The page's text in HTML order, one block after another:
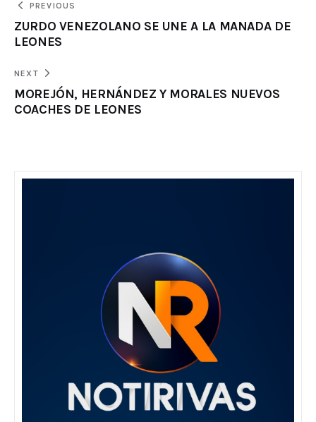
PREVIOUS
ZURDO VENEZOLANO SE UNE A LA MANADA DE
LEONES
NEXT
MOREJÓN, HERNÁNDEZ Y MORALES NUEVOS
COACHES DE LEONES